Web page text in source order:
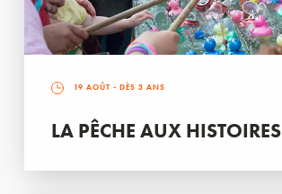
19 AOÛT - DÈS 3 ANS
LA PÊCHE AUX HISTOIRES